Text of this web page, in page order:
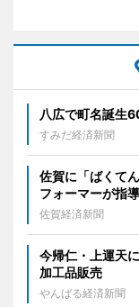
八広で町名誕生
すみだ経済新聞
佐賀に「ばくて
フォーマーが指導
佐賀経済新聞
今帰仁・上運天
加工品販売
やんばる経済新聞